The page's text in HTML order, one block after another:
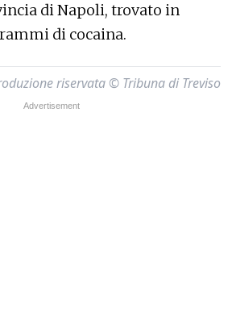
di Napoli, trovato in
di cocaina.
riservata © Tribuna di Treviso